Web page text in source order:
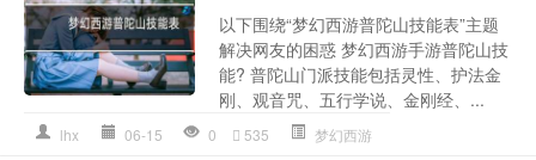
以下围绕“梦幻西游普陀山技能表”主题
解决网友的困惑 梦幻西游手游普陀山技
能? 普陀山门派技能包括灵性、护法金
刚、观音咒、五行学说、金刚经、...
lhx 06-15 0 535 梦幻西游